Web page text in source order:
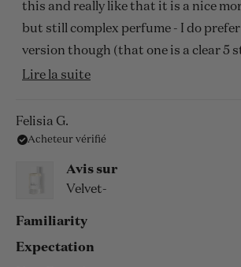
this and really like that it is a nice
but still complex perfume - I do
version though (that one is a clear 5
me).
Lire la suiteEn
sur
avis
Felisia G.
Acheteur vérifié
Avis sur
Velvet-
Familiarity
Expectation